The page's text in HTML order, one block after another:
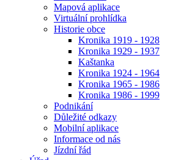
Mapová aplikace
Virtuální prohlídka
Historie obce
Kronika 1919 - 1928
Kronika 1929 - 1937
Kaštanka
Kronika 1924 - 1964
Kronika 1965 - 1986
Kronika 1986 - 1999
Podnikání
Důležité odkazy
Mobilní aplikace
Informace od nás
Jízdní řád